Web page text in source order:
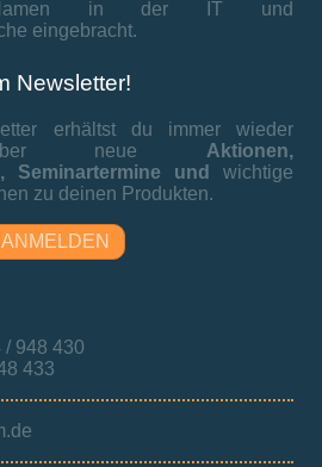
in der IT und
eingebracht.
Newsletter!
erhältst du immer wieder
über neue Aktionen,
Seminartermine und wichtige
zu deinen Produkten.
ANMELDEN
/ 948 430
433